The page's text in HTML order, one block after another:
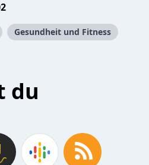
Gesundheit und Fitness
du